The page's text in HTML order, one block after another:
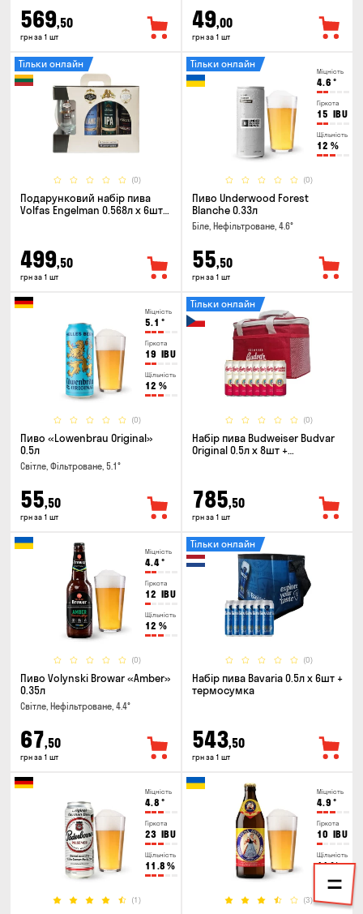
569,50
грн за 1 шт
49,00
грн за 1 шт
(0)
Тільки онлайн
Подарунковий набір пива
Volfas Engelman 0.568л x 6шт +
499,50
грн за 1 шт
Міцність
4.6 °
Гіркота
15 IBU
Щільність
12 %
(0)
Тільки онлайн
Пиво Underwood Forest
Blanche 0.33л
Біле, Нефільтроване, 4.6°
55,50
грн за 1 шт
Міцність
5.1 °
Гіркота
19 IBU
Щільність
12 %
(0)
Пиво «Lowenbrau Original»
0.5л
Світле, Фільтроване, 5.1°
55,50
грн за 1 шт
(0)
Тільки онлайн
Набір пива Budweiser Budvar
Original 0.5л х 8шт +
785,50
грн за 1 шт
Міцність
4.4°
Гіркота
12 IBU
Щільність
12 %
(0)
Пиво Volynski Browar «Amber»
0.35л
Світле, Нефільтроване, 4.4°
67,50
грн за 1 шт
(0)
Тільки онлайн
Набір пива Bavaria 0.5л х 6шт +
термосумка
543,50
грн за 1 шт
Міцність
4.8 °
Гіркота
23 IBU
Щільність
11.8 %
(1)
Міцність
4.9 °
Гіркота
10 IBU
Щільність
11%
(3)